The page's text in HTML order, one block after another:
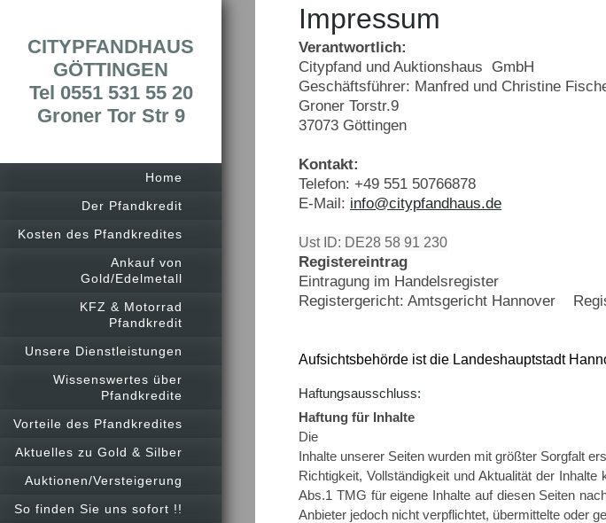
CITYPFANDHAUS
GÖTTINGEN
Tel 0551 531 55 20
Groner Tor Str 9
Home
Der Pfandkredit
Kosten des Pfandkredites
Ankauf von
Gold/Edelmetall
KFZ & Motorrad
Pfandkredit
Unsere Dienstleistungen
Wissenswertes über
Pfandkredite
Vorteile des Pfandkredites
Aktuelles zu Gold & Silber
Auktionen/Versteigerung
So finden Sie uns sofort !!
Impressum
Verantwortlich:
Citypfand und Auktionshaus GmbH
Geschäftsführer: Manfred und Christine
Groner Torstr.9
37073 Göttingen
Kontakt:
Telefon: +49 551 50766878
E-Mail: info@citypfandhaus.de
Ust ID: DE28 58 91 230
Registereintrag
Eintragung im Handelsregister
Registergericht: Amtsgericht Hannover
Aufsichtsbehörde ist die Landeshauptstadt
Haftungsausschluss:
Haftung für Inhalte
Die
Inhalte unserer Seiten wurden mit größter Sorgfalt
Richtigkeit, Vollständigkeit und Aktualität der
Abs.1 TMG für eigene Inhalte auf diesen Seiten
Anbieter jedoch nicht verpflichtet, übermittelte oder